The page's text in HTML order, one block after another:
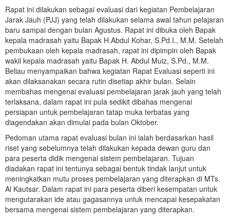
Rapat ini dilakukan sebagai evaluasi dari kegiatan Pembelajaran
Jarak Jauh (PJJ) yang telah dilakukan selama awal tahun pelajaran
baru sampai dengan bulan Agustus. Rapat ini dibuka oleh Bapak
kepala madrasah yaitu Bapak H.Abdul Kohar, S.Pd.I., M.M. Setelah
pembukaan oleh kepala madrasah, rapat ini dipimpin oleh Bapak
wakil kepala madrasah yaitu Bapak H. Abdul Muiz, S.Pd., M.M.
Beliau menyampaikan bahwa kegiatan Rapat Evaluasi seperti ini
akan dilaksanakan secara rutin disetiap akhir bulan. Selain
membahas mengenai evaluasi pembelajaran jarak jauh yang telah
terlaksana, dalam rapat ini pula sedikit dibahas mengenai
persiapan untuk pembelajaran tatap muka terbatas yang
diagendakan akan dimulai pada bulan Oktober.
Pedoman utama rapat evaluasi bulan ini ialah berdasarkan hasil
riset yang sebelumnya telah dilakukan kepada dewan guru dan
para peserta didik mengenai sistem pembelajaran. Tujuan
diadakan rapat ini tentunya sebagai bentuk tindak lanjut untuk
meningkatkan mutu proses pembelajaran yang diterapkan di MTs.
Al Kautsar. Dalam rapat ini para peserta diberi kesempatan untuk
mengutarakan ide atau gagasannya untuk mencapai kesepakatan
bersama mengenai sistem pembelajaran yang diterapkan.